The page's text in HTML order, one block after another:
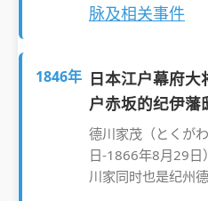
脉及相关事件
1846年 日本江户幕府
户赤坂的纪伊藩
德川家茂（とくが
日-1866年8月29日
川家同时也是纪州